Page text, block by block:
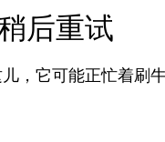
后重试
，它可能正忙着刷